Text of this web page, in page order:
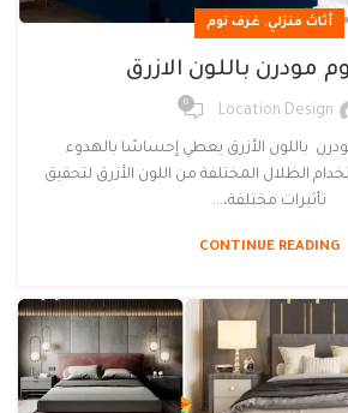
أثاث منزلي, غرف نوم
مودرن باللون الازرق
Location Design
0
باللون الأزرق يعطي إحساسًا بالهدوء
الظلال المختلفة من اللون الأزرق لتحقيق
تأثيرات مختلفة،...
CONTINUE READING